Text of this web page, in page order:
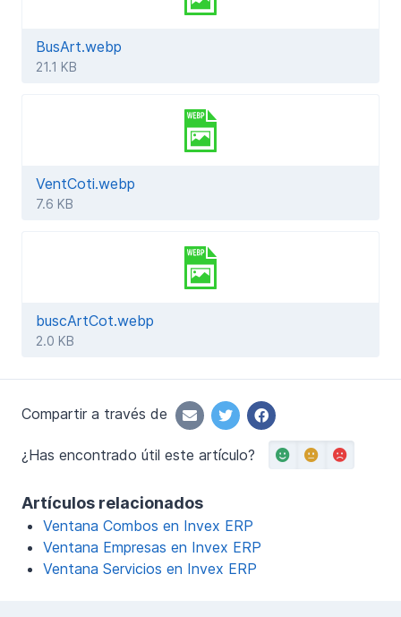
BusArt.webp
21.1 KB
VentCoti.webp
7.6 KB
buscArtCot.webp
2.0 KB
Compartir a través de
¿Has encontrado útil este artículo?
Artículos relacionados
Ventana Combos en Invex ERP
Ventana Empresas en Invex ERP
Ventana Servicios en Invex ERP